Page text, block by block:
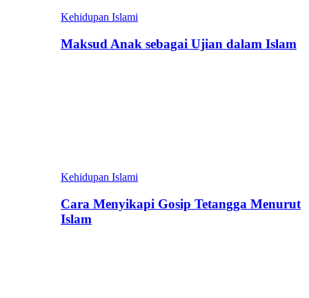
Kehidupan Islami
Maksud Anak sebagai Ujian dalam Islam
Kehidupan Islami
Cara Menyikapi Gosip Tetangga Menurut
Islam